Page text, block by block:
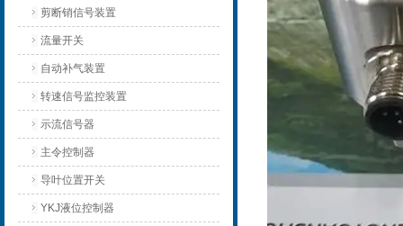
剪断销信号装置
流量开关
自动补气装置
转速信号监控装置
示流信号器
主令控制器
导叶位置开关
YKJ液位控制器